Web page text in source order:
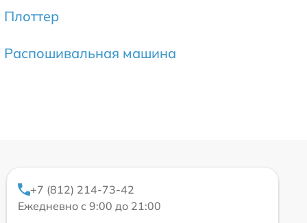
Плоттер
Распошивальная машина
+7 (812) 214-73-42
Ежедневно с 9:00 до 21:00